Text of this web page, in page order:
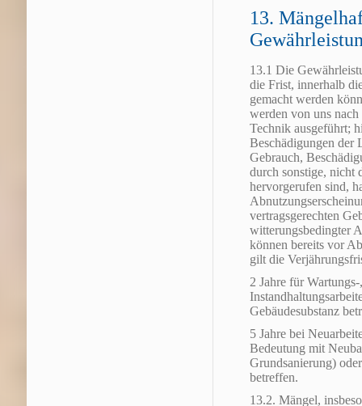
13.
13.1 Die
die Frist, innerhalb
gemacht werden
werden von uns
Technik ausgeführt;
Beschädigungen der
Gebrauch,
durch sonstige, nicht
hervorgerufen sind,
vertragsgerechten
witterungsbedingter
können bereits vor
gilt die
2 Jahre für
Gebäudesubstanz
5 Jahre bei
Bedeutung mit
Grundsanierung)
betreffen.
13.2. Mängel,